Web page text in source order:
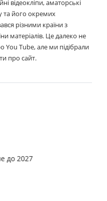
відеокліпи, аматорські
та його окремих
різними країни з
матеріалів. Це далеко не
Tube, але ми підібрали
про сайт.
2027